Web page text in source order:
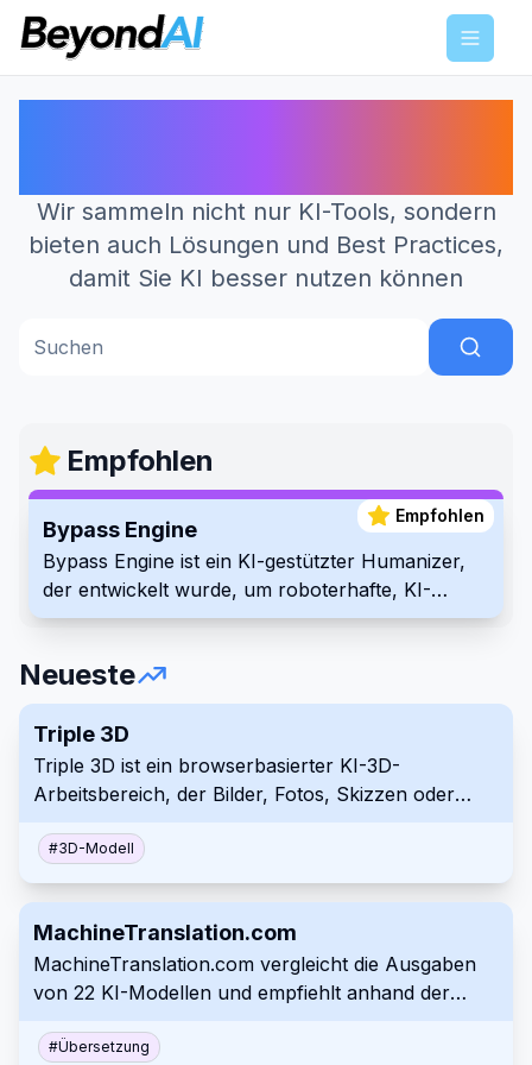
Menu
Wir sammeln nicht nur KI-Tools, sondern
bieten auch Lösungen und Best Practices,
damit Sie KI besser nutzen können
Suchen
Empfohlen
Empfohlen
Bypass Engine
Bypass Engine ist ein KI-gestützter Humanizer,
der entwickelt wurde, um roboterhafte, KI-
generierte Texte in natürliches, unerkennbares
fortschrittliche Algorithmen, die auf über einer
Milliarde Datenpunkten trainiert wurden, um
Sätze neu zu strukturieren und
Erkennungssysteme wie Turnitin und Originality.ai
zu umgehen. Nutzen Sie Bypass Engine, um
bleiben und ihre ursprüngliche Bedeutung
Neueste
Triple 3D
Triple 3D ist ein browserbasierter KI-3D-
Arbeitsbereich, der Bilder, Fotos, Skizzen oder
Ausgangsmodelle verwandelt. Die Plattform
verbindet Generierung, Online-Vorschau,
Beispiele sowie kostenlose Viewer und Konverter
für verbreitete 3D-Formate.
#3D-Modell
MachineTranslation.com
MachineTranslation.com vergleicht die Ausgaben
von 22 KI-Modellen und empfiehlt anhand der
Übersetzung. Die Plattform verarbeitet Texte,
#Übersetzung